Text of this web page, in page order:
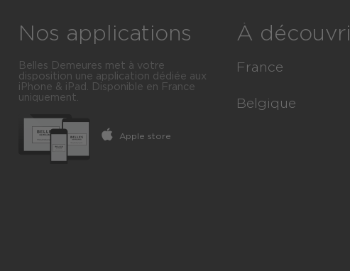
Nos applications
Belles Demeures met à votre
disposition une application dédiée aux
iPhone & iPad. Disponible en France
uniquement.
Apple store
À
France
Immobilier Luxe
Belgique